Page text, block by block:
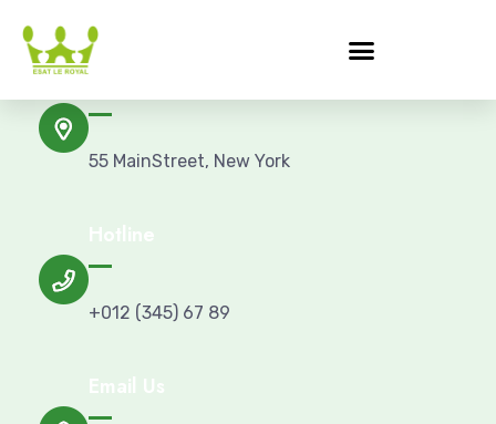
55 MainStreet, New York
+012 (345) 67 89